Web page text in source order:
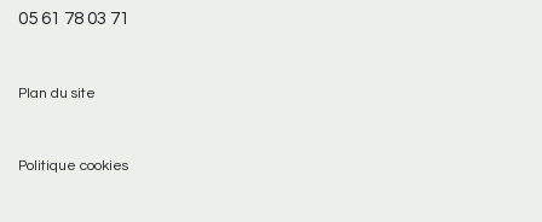
05 61 78 03 71
Plan du site
Politique cookies